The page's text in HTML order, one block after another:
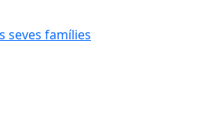
seves famílies